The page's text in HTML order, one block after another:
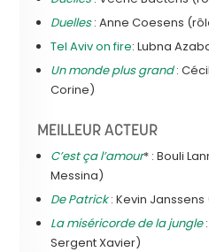
Duelles: Anne Coesens
Tel Aviv on fire: Lubna
Un monde plus grand:
Corine)
MEILLEUR ACTEUR
C’est ça l’amour* : Bouli
Messina)
De Patrick: Kevin Janssens
La miséricorde de la jungle
Sergent Xavier)